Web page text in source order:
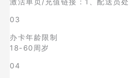
03
办卡年龄限制
18-60周岁
04